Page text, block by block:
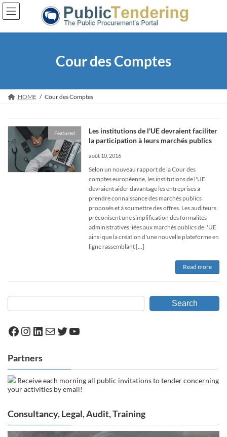
Skip
the
Skip
the
Cour des Comptes
HOME Cour des Comptes
Featured
Les institutions de l'UE devraient faciliter
la participation à leurs marchés publics
août 10, 2016
Selon un nouveau rapport de la Cour des
comptes européenne, les institutions de l'UE
devraient aider davantage les entreprises à
prendre connaissance des marchés publics
proposés et à soumettre des offres. Les auditeurs
préconisent une simplification des formalités
administratives liées aux marchés publics de l'UE
ainsi que la création d'une nouvelle plateforme en
ligne rassemblant […]
Read more
Search
Facebook
Instagram
LinkedIn
MailTwitter
YouTube
Partners
Receive each morning all public invitations to tender concerning
your activities by email!
Consultancy, Legal, Audit, Training